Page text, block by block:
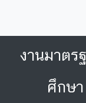
งานมาต
ศึกษ